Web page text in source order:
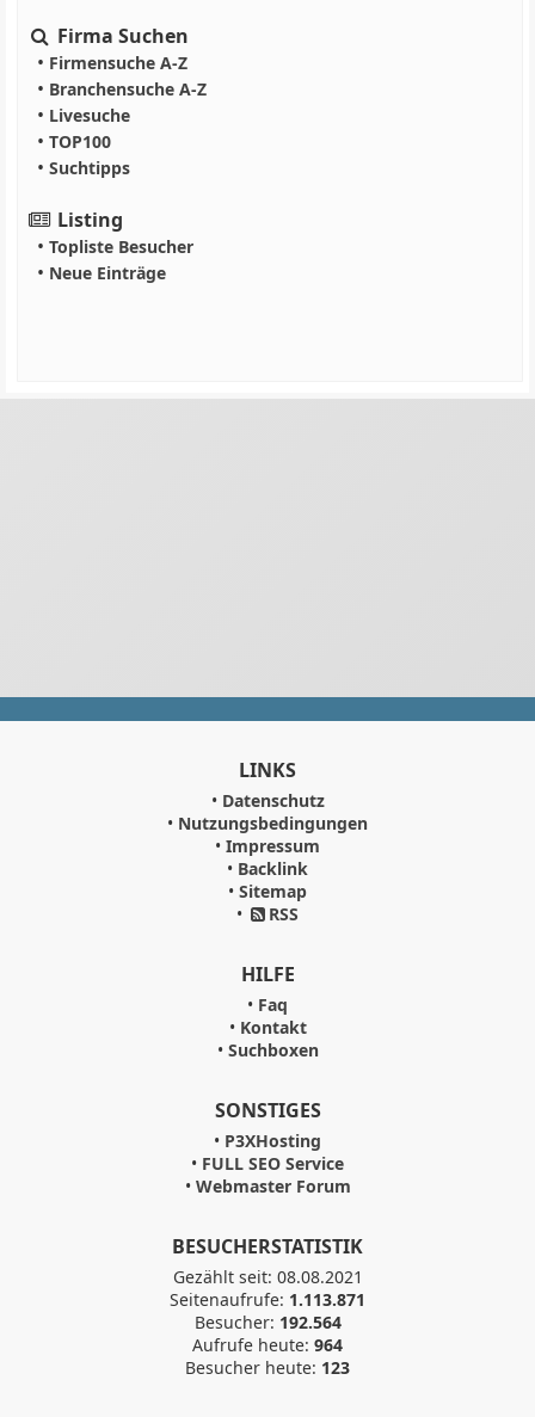
Firma Suchen
• Firmensuche A-Z
• Branchensuche A-Z
• Livesuche
• TOP100
• Suchtipps
Listing
• Topliste Besucher
• Neue Einträge
LINKS
• Datenschutz
• Nutzungsbedingungen
• Impressum
• Backlink
• Sitemap
•
RSS
HILFE
• Faq
• Kontakt
• Suchboxen
SONSTIGES
• P3XHosting
• FULL SEO Service
• Webmaster Forum
BESUCHERSTATISTIK
Gezählt seit: 08.08.2021
Seitenaufrufe: 1.113.871
Besucher: 192.564
Aufrufe heute: 964
Besucher heute: 123